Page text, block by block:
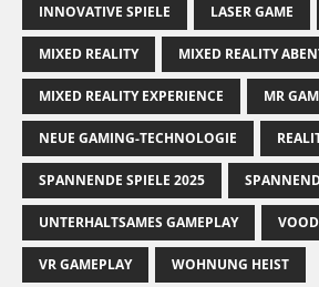
INNOVATIVE SPIELE LASER GAME
MIXED REALITY MIXED REALITY
MIXED REALITY EXPERIENCE MR
NEUE GAMING-TECHNOLOGIE
SPANNENDE SPIELE 2025
UNTERHALTSAMES GAMEPLAY
VR GAMEPLAY WOHNUNG HEIST